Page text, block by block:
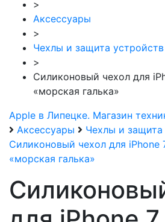
>
Аксессуары
>
Чехлы и защита устройств
>
Силиконовый чехол для
«морская галька»
Apple в Липецке. Магазин
Аксессуары
Чехлы и защита
Силиконовый чехол для iPhone
«морская галька»